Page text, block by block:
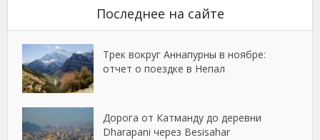
Последнее на сайте
Трек вокруг Аннапурны в ноябре:
отчет о поездке в Непал
Дорога от Катманду до деревни
Dharapani через Besisahar